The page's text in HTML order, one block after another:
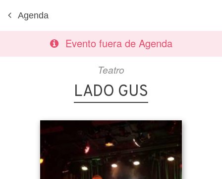
Agenda
Evento fuera de Agenda
Teatro
LADO GUS